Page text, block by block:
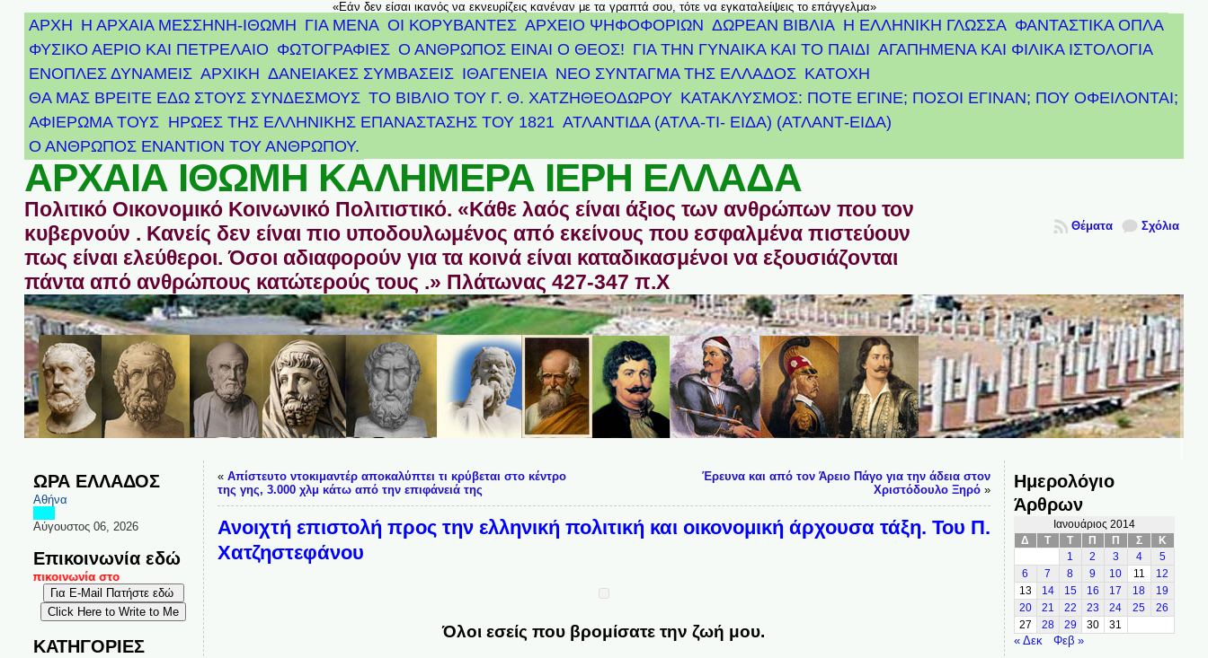
«Εάν δεν είσαι ικανός να εκνευρίζεις κανέναν με τα γραπτά σου, τότε να εγκαταλείψεις το επάγγελμα»
ΑΡΧΗ Η ΑΡΧΑΙΑ ΜΕΣΣΗΝΗ-ΙΘΩΜΗ ΓΙΑ ΜΕΝΑ ΟΙ ΚΟΡΥΒΑΝΤΕΣ ΑΡΧΕΊΟ ΨΗΦΟΦΟΡΙΏΝ ΔΩΡΕΑΝ ΒΙΒΛΙΑ Η ΕΛΛΗΝΙΚΗ ΓΛΩΣΣΑ ΦΑΝΤΑΣΤΙΚΑ ΟΠΛΑ
ΦΥΣΙΚΟ ΑΕΡΙΟ ΚΑΙ ΠΕΤΡΕΛΑΙΟ ΦΩΤΟΓΡΑΦΙΕΣ Ο ΑΝΘΡΩΠΟΣ ΕΙΝΑΙ Ο ΘΕΟΣ! ΓΙΑ ΤΗΝ ΓΥΝΑΙΚΑ ΚΑΙ ΤΟ ΠΑΙΔΙ ΑΓΑΠΗΜΕΝΑ ΚΑΙ ΦΙΛΙΚΑ ΙΣΤΟΛΟΓΙΑ
ΕΝΟΠΛΕΣ ΔΥΝΑΜΕΙΣ ΑΡΧΙΚΉ ΔΑΝΕΙΑΚΕΣ ΣΥΜΒΑΣΕΙΣ ΙΘΑΓΕΝΕΙΑ ΝΕΟ ΣΥΝΤΑΓΜΑ ΤΗΣ ΕΛΛΑΔΟΣ ΚΑΤΟΧΗ
ΘΑ ΜΑΣ ΒΡΕΙΤΕ ΕΔΩ ΣΤΟΥΣ ΣΥΝΔΕΣΜΟΥΣ ΤΟ ΒΙΒΛΙΟ ΤΟΥ Γ. Θ. ΧΑΤΖΗΘΕΟΔΩΡΟΥ ΚΑΤΑΚΛΥΣΜΟΣ: ΠΟΤΕ ΕΓΙΝΕ; ΠΟΣΟΙ ΕΓΙΝΑΝ; ΠΟΥ ΟΦΕΙΛΟΝΤΑΙ;
ΑΦΙΈΡΩΜΑ ΤΟΥΣ ΉΡΩΕΣ ΤΗΣ ΕΛΛΗΝΙΚΉΣ ΕΠΑΝΆΣΤΑΣΗΣ ΤΟΥ 1821 ΑΤΛΑΝΤΊΔΑ (ΑΤΛΑ-ΤΙ- ΕΙΔΑ) (ΑΤΛΑΝΤ-ΕΙΔΑ)
Ο ΑΝΘΡΩΠΟΣ ΕΝΑΝΤΙΟΝ ΤΟΥ ΑΝΘΡΩΠΟΥ.
ΑΡΧΑΙΑ ΙΘΩΜΗ ΚΑΛΗΜΕΡΑ ΙΕΡΗ ΕΛΛΑΔΑ
Πολιτικό Οικονομικό Κοινωνικό Πολιτιστικό. «Κάθε λαός είναι άξιος των ανθρώπων που τον
κυβερνούν . Κανείς δεν είναι πιο υποδουλωμένος από εκείνους που εσφαλμένα πιστεύουν
πως είναι ελεύθεροι. Όσοι αδιαφορούν για τα κοινά είναι καταδικασμένοι να εξουσιάζονται
πάντα από ανθρώπους κατώτερούς τους .» Πλάτωνας 427-347 π.Χ
Σχόλια
Θέματα
ΩΡΑ ΕΛΛΑΔΟΣ
Αθήνα
Αύγουστος 06, 2026
Επικοινωνία εδώ
επικοινωνία στο
ΚΑΤΗΓΟΡΙΕΣ
« Απίστευτο ντοκιμαντέρ αποκαλύπτει τι κρύβεται στο κέντρο
της γης, 3.000 χλμ κάτω από την επιφάνειά της
Έρευνα και από τον Άρειο Πάγο για την άδεια στον
Χριστόδουλο Ξηρό»
Ανοιχτή επιστολή προς την ελληνική πολιτική και οικονομική άρχουσα τάξη. Του Π.
Χατζηστεφάνου
Όλοι εσείς που βρομίσατε την ζωή μου.
Ημερολόγιο
Άρθρων
Ιανουάριος 2014
Δ
Τ Τ Π Π Σ
Κ
1
2 3 4
5
6
7 8 9 10 11
12
13
14 15 16 17 18
19
20
21 22 23 24 25
26
27
28 29 30 31
« Δεκ Φεβ »